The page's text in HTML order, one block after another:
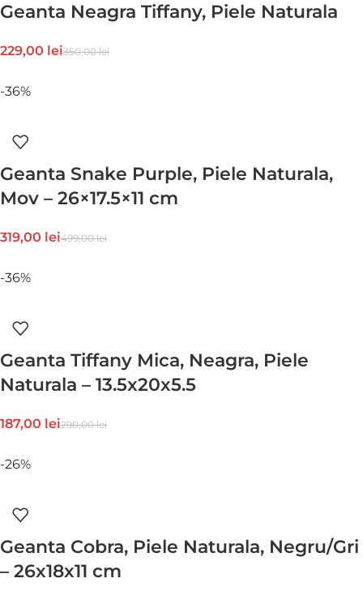
Geanta Neagra Tiffany, Piele Naturala
350,00lei
229,00 lei
-36%
Geanta Snake Purple, Piele Naturala,
Mov – 26×17.5×11 cm
499,00lei
319,00 lei
-36%
Geanta Tiffany Mica, Neagra, Piele
Naturala – 13.5x20x5.5
290,00lei
187,00 lei
-26%
Geanta Cobra, Piele Naturala, Negru/Gri
– 26x18x11 cm